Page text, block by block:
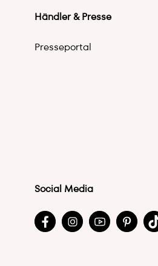
Händler & Presse
Presseportal
Social Media